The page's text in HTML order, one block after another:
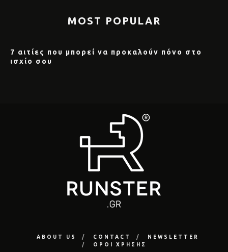
MOST POPULAR
7 αιτίες που μπορεί να προκαλούν πόνο στο
ισχίο σου
ABOUT US CONTACT
NEWSLETTER
ΟΡΟΙ ΧΡΗΣΗΣ